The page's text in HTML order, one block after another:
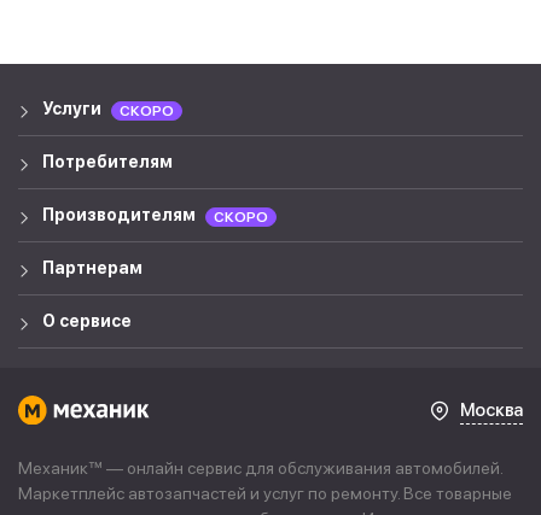
Услуги СКОРО
Потребителям
Производителям СКОРО
Партнерам
О сервисе
Москва
Механик™ — онлайн сервис для обслуживания автомобилей.
Маркетплейс автозапчастей и услуг по ремонту. Все товарные